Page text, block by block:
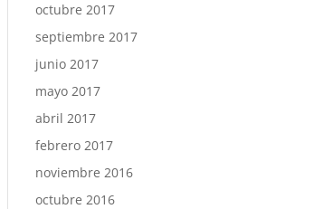
octubre 2017
septiembre 2017
junio 2017
mayo 2017
abril 2017
febrero 2017
noviembre 2016
octubre 2016